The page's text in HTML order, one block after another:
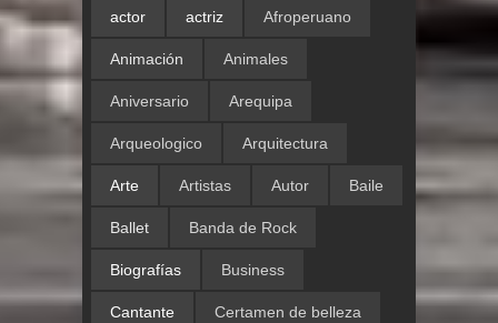
actor actriz Afroperuano
Animación Animales
Aniversario Arequipa
Arqueologico Arquitectura
Arte Artistas Autor Baile
Ballet Banda de Rock
Biografías Business
Cantante Certamen de belleza